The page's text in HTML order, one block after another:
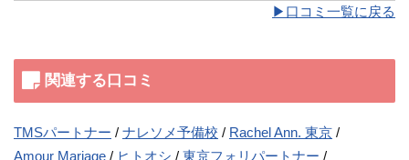
▶︎口コミ一覧に戻る
関連する口コミ
TMSパートナー ナレソメ予備校
Rachel Ann. 東京
Amour Mariage
ヒトオシ 東京フォリパートナー